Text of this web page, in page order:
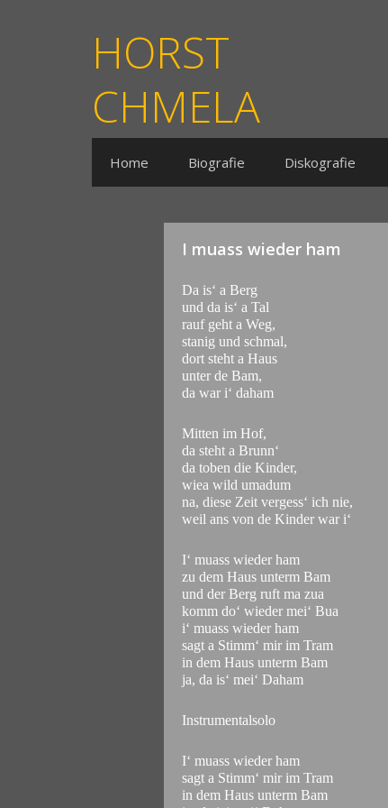
HORST
CHMELA
Home Biografie Diskografie
I muass wieder ham
Da is‘ a Berg
und da is‘ a Tal
rauf geht a Weg,
stanig und schmal,
dort steht a Haus
unter de Bam,
da war i‘ daham
Mitten im Hof,
da steht a Brunn‘
da toben die Kinder,
wiea wild umadum
na, diese Zeit vergess‘ ich nie,
weil ans von de Kinder war i‘
I‘ muass wieder ham
zu dem Haus unterm Bam
und der Berg ruft ma zua
komm do‘ wieder mei‘ Bua
i‘ muass wieder ham
sagt a Stimm‘ mir im Tram
in dem Haus unterm Bam
ja, da is‘ mei‘ Daham
Instrumentalsolo
I‘ muass wieder ham
sagt a Stimm‘ mir im Tram
in dem Haus unterm Bam